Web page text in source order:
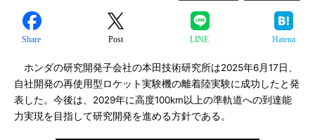
Share Post LINE Hatena
ホンダの研究開発子会社の本田技術研究所は2025年6月17日、
自社開発の再使用型ロケット実験機の離着陸実験に成功したと発
表した。今後は、2029年に高度100km以上の準軌道への到達能
力実現を目指して研究開発を進める方針である。